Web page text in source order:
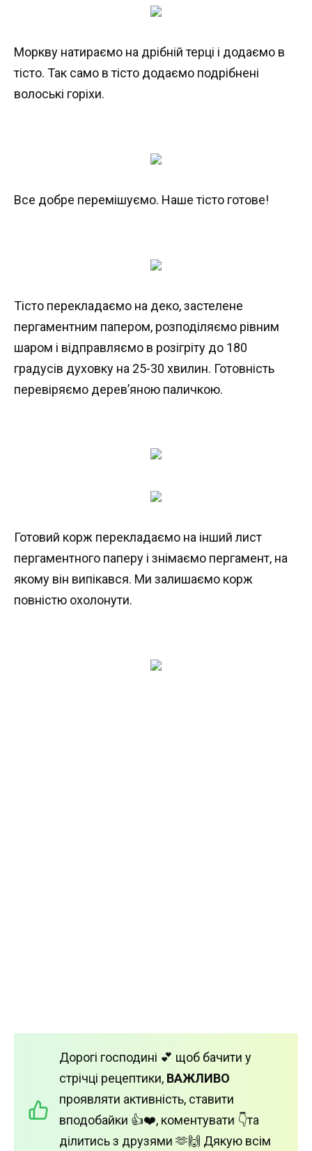
Моркву натираємо на дрібній терці і додаємо в
тісто. Так само в тісто додаємо подрібнені
волоські горіхи.
Все добре перемішуємо. Наше тісто готове!
Тісто перекладаємо на деко, застелене
пергаментним папером, розподіляємо рівним
шаром і відправляємо в розігріту до 180
градусів духовку на 25-30 хвилин. Готовність
перевіряємо дерев’яною паличкою.
Готовий корж перекладаємо на інший лист
пергаментного паперу і знімаємо пергамент, на
якому він випікався. Ми залишаємо корж
повністю охолонути.
Дорогі господині 💕 щоб бачити у
стрічці рецептики, ВАЖЛИВО
проявляти активність, ставити
вподобайки 👍❤️, коментувати 👇та
ділитись з друзями 🫶🙌 Дякую всім